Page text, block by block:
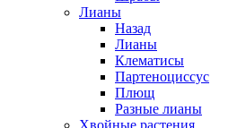
Лианы
Назад
Лианы
Клематисы
Партеноциссус
Плющ
Разные лианы
Хвойные растения